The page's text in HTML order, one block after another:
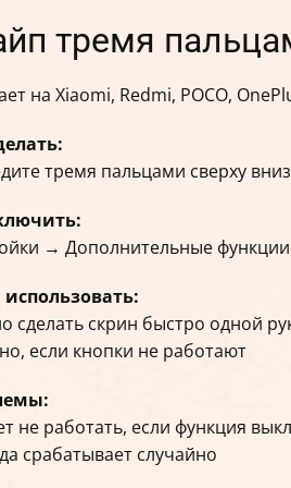
тремя
на Xiaomi, Redmi, POCO,
тремя пальцами сверху
→ Дополнительные
использовать:
сделать скрин быстро одной
если кнопки не работают
не работать, если функция
срабатывает случайно